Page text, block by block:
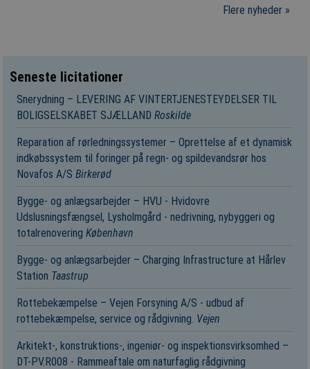
Flere nyheder »
Seneste licitationer
Snerydning – LEVERING AF VINTERTJENESTEYDELSER TIL
BOLIGSELSKABET SJÆLLANDRoskilde
Reparation af rørledningssystemer – Oprettelse af et dynamisk
indkøbssystem til foringer på regn- og spildevandsrør hos
Novafos A/SBirkerød
Bygge- og anlægsarbejder – HVU - Hvidovre
Udslusningsfængsel, Lysholmgård - nedrivning, nybyggeri og
totalrenoveringKøbenhavn
Bygge- og anlægsarbejder – Charging Infrastructure at Hårlev
Station Taastrup
Rottebekæmpelse – Vejen Forsyning A/S - udbud af
rottebekæmpelse, service og rådgivning. Vejen
Arkitekt-, konstruktions-, ingeniør- og inspektionsvirksomhed –
DT-PV.R008 - Rammeaftale om naturfaglig rådgivning